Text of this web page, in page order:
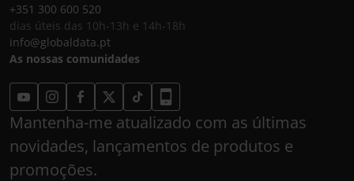
+351 300 600 520
dias úteis das 10h-13h e 14h-18h
info@globaldata.pt
As nossas comunidades
Mantenha-me atualizado com as últimas
novidades, lançamentos de produtos e
promoções.